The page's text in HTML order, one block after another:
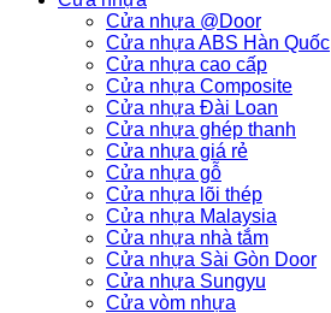
Cửa nhựa @Door
Cửa nhựa ABS Hàn Quốc
Cửa nhựa cao cấp
Cửa nhựa Composite
Cửa nhựa Đài Loan
Cửa nhựa ghép thanh
Cửa nhựa giá rẻ
Cửa nhựa gỗ
Cửa nhựa lõi thép
Cửa nhựa Malaysia
Cửa nhựa nhà tắm
Cửa nhựa Sài Gòn Door
Cửa nhựa Sungyu
Cửa vòm nhựa